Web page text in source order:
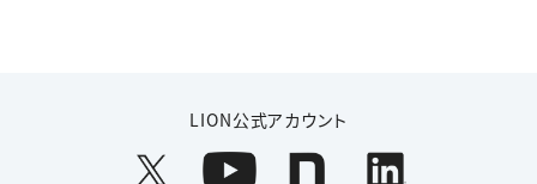
LION公式アカウント